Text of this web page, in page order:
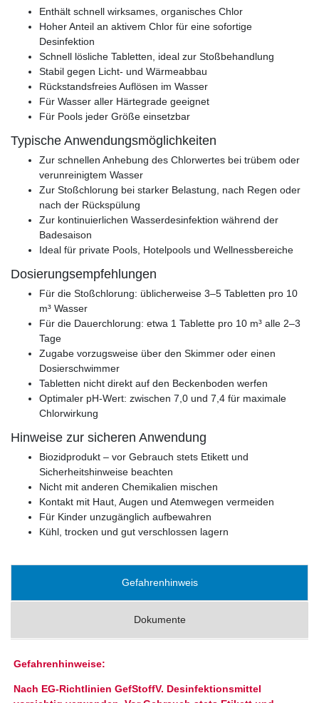
Enthält schnell wirksames, organisches Chlor
Hoher Anteil an aktivem Chlor für eine sofortige
Desinfektion
Schnell lösliche Tabletten, ideal zur Stoßbehandlung
Stabil gegen Licht- und Wärmeabbau
Rückstandsfreies Auflösen im Wasser
Für Wasser aller Härtegrade geeignet
Für Pools jeder Größe einsetzbar
Typische Anwendungsmöglichkeiten
Zur schnellen Anhebung des Chlorwertes bei trübem oder
verunreinigtem Wasser
Zur Stoßchlorung bei starker Belastung, nach Regen oder
nach der Rückspülung
Zur kontinuierlichen Wasserdesinfektion während der
Badesaison
Ideal für private Pools, Hotelpools und Wellnessbereiche
Dosierungsempfehlungen
Für die Stoßchlorung: üblicherweise 3–5 Tabletten pro 10
m³ Wasser
Für die Dauerchlorung: etwa 1 Tablette pro 10 m³ alle 2–3
Tage
Zugabe vorzugsweise über den Skimmer oder einen
Dosierschwimmer
Tabletten nicht direkt auf den Beckenboden werfen
Optimaler pH-Wert: zwischen 7,0 und 7,4 für maximale
Chlorwirkung
Hinweise zur sicheren Anwendung
Biozidprodukt – vor Gebrauch stets Etikett und
Sicherheitshinweise beachten
Nicht mit anderen Chemikalien mischen
Kontakt mit Haut, Augen und Atemwegen vermeiden
Für Kinder unzugänglich aufbewahren
Kühl, trocken und gut verschlossen lagern
Gefahrenhinweis
Dokumente
Gefahrenhinweise:
Nach EG-Richtlinien GefStoffV. Desinfektionsmittel